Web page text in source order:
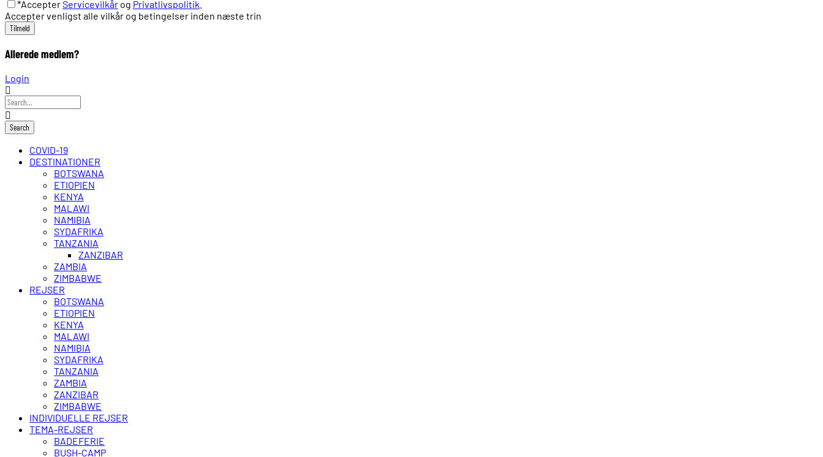
*AccepterServicevilkår og Privatlivspolitik
Accepter venligst alle vilkår og betingelser inden næste trin
Allerede medlem?
Login
COVID-19
DESTINATIONER
BOTSWANA
ETIOPIEN
KENYA
MALAWI
NAMIBIA
SYDAFRIKA
TANZANIA
ZANZIBAR
ZAMBIA
ZIMBABWE
REJSER
BOTSWANA
ETIOPIEN
KENYA
MALAWI
NAMIBIA
SYDAFRIKA
TANZANIA
ZAMBIA
ZANZIBAR
ZIMBABWE
INDIVIDUELLE REJSER
TEMA-REJSER
BADEFERIE
BUSH-CAMP